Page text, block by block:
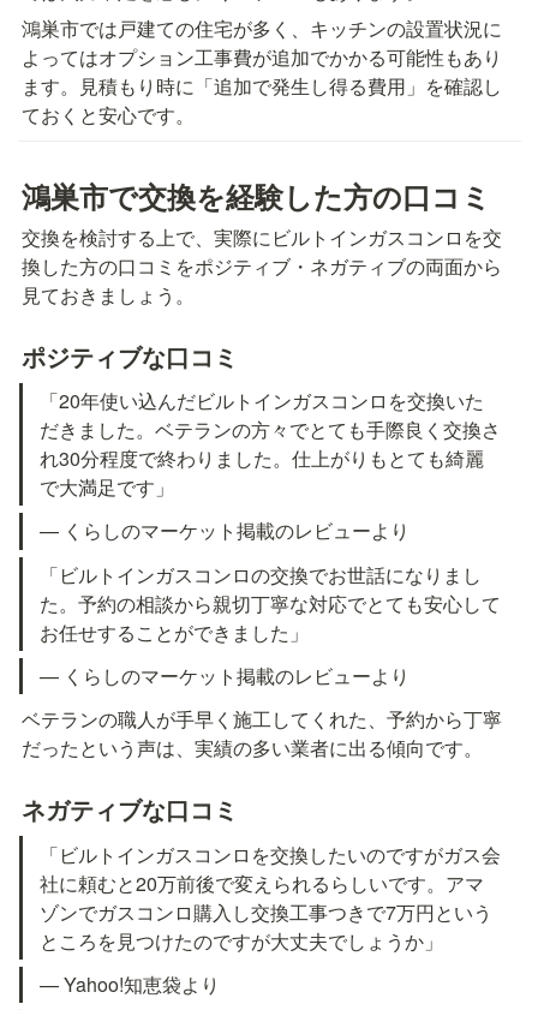
鴻巣市では戸建ての住宅が多く、キッチンの設置状況に
よってはオプション工事費が追加でかかる可能性もあり
ます。見積もり時に「追加で発生し得る費用」を確認し
ておくと安心です。
鴻巣市で交換を経験した方の口コミ
交換を検討する上で、実際にビルトインガスコンロを交
換した方の口コミをポジティブ・ネガティブの両面から
見ておきましょう。
ポジティブな口コミ
「20年使い込んだビルトインガスコンロを交換いた
だきました。ベテランの方々でとても手際良く交換さ
れ30分程度で終わりました。仕上がりもとても綺麗
で大満足です」
— くらしのマーケット掲載のレビューより
「ビルトインガスコンロの交換でお世話になりまし
た。予約の相談から親切丁寧な対応でとても安心して
お任せすることができました」
— くらしのマーケット掲載のレビューより
ベテランの職人が手早く施工してくれた、予約から丁寧
だったという声は、実績の多い業者に出る傾向です。
ネガティブな口コミ
「ビルトインガスコンロを交換したいのですがガス会
社に頼むと20万前後で変えられるらしいです。アマ
ゾンでガスコンロ購入し交換工事つきで7万円という
ところを見つけたのですが大丈夫でしょうか」
— Yahoo!知恵袋より